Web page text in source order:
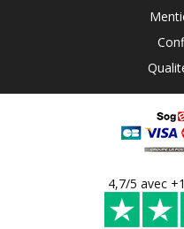
4,7/5 avec